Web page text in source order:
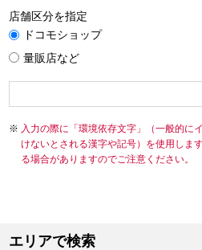
店舗区分を指定
ドコモショップ
量販店など
入力の際に「環境依存文字」（一般的に
けないとされる漢字や記号）を使用しま
る場合がありますのでご注意ください。
エリアで検索